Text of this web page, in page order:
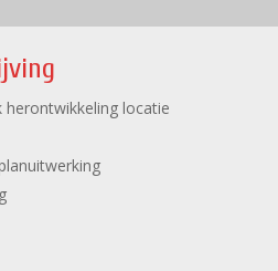
herontwikkeling locatie